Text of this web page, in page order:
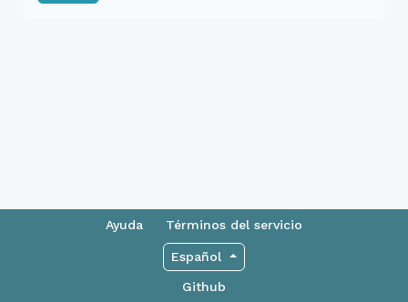
Ayuda Términos del servicio
Español
Github